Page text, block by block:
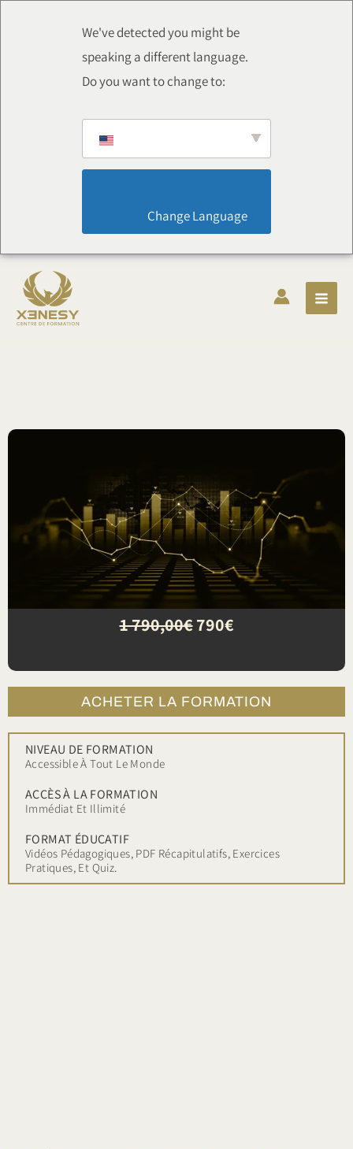
We've detected you might be
speaking a different language.
Do you want to change to:
1 790,00€790€
ACHETER LA FORMATION
NIVEAU DE FORMATION
Accessible À Tout Le Monde
ACCÈS À LA FORMATION
Immédiat Et Illimité
FORMAT ÉDUCATIF
Vidéos Pédagogiques, PDF Récapitulatifs, Exercices
Pratiques, Et Quiz.